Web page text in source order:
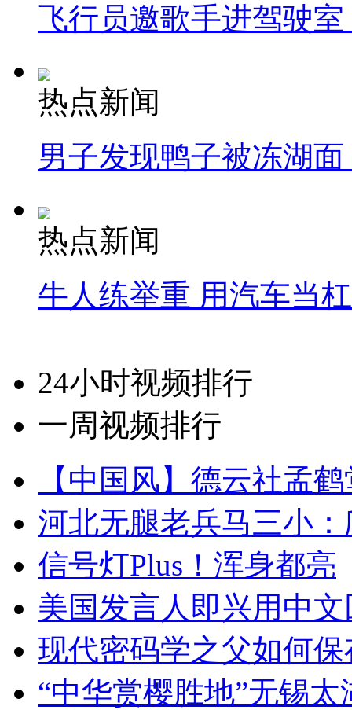
飞行员邀歌手进驾驶
热点新闻
男子发现鸭子被冻湖
热点新闻
牛人练举重 用汽车当
24小时视频排行
一周视频排行
【中国风】德云社孟
河北无腿老兵马三小
信号灯Plus！浑身都亮
美国发言人即兴用中
现代密码学之父如何
“中华赏樱胜地”无锡